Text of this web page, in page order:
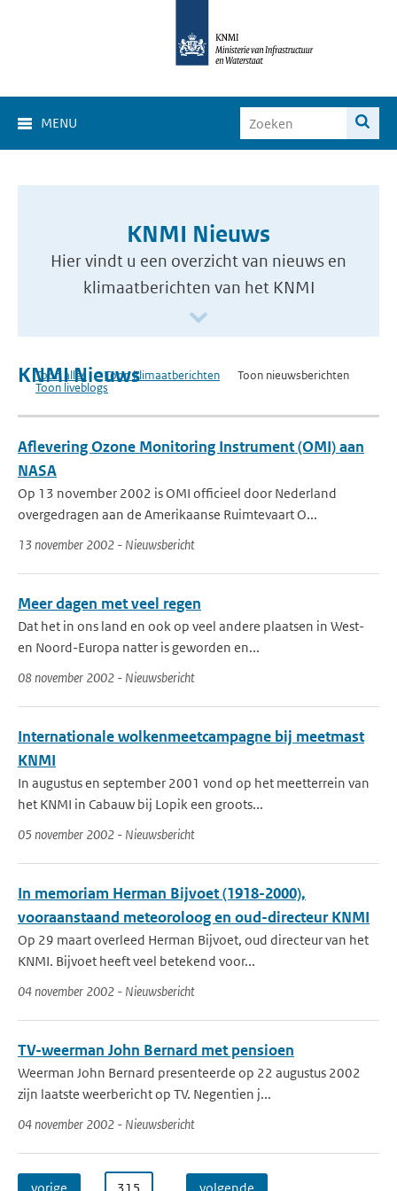
MENU
KNMI Nieuws
Hier vindt u een overzicht van nieuws en
klimaatberichten van het KNMI
KNMI Nieuws
Toon alles Toon klimaatberichten
Toon nieuwsberichten
Toon liveblogs
Aflevering Ozone Monitoring Instrument (OMI) aan
NASA
Op 13 november 2002 is OMI officieel door Nederland
overgedragen aan de Amerikaanse Ruimtevaart O...
13 november 2002 - Nieuwsbericht
Meer dagen met veel regen
Dat het in ons land en ook op veel andere plaatsen in West-
en Noord-Europa natter is geworden en...
08 november 2002 - Nieuwsbericht
Internationale wolkenmeetcampagne bij meetmast
KNMI
In augustus en september 2001 vond op het meetterrein van
het KNMI in Cabauw bij Lopik een groots...
05 november 2002 - Nieuwsbericht
In memoriam Herman Bijvoet (1918-2000),
vooraanstaand meteoroloog en oud-directeur KNMI
Op 29 maart overleed Herman Bijvoet, oud directeur van het
KNMI. Bijvoet heeft veel betekend voor...
04 november 2002 - Nieuwsbericht
TV-weerman John Bernard met pensioen
Weerman John Bernard presenteerde op 22 augustus 2002
zijn laatste weerbericht op TV. Negentien j...
04 november 2002 - Nieuwsbericht